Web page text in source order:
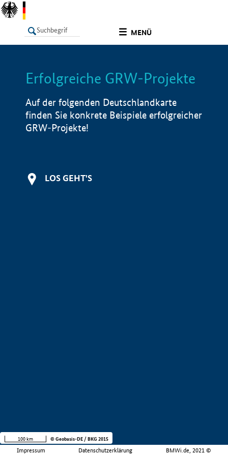
MENÜ
LISTE Info
Erfolgreiche GRW-Projekte
Auf der folgenden Deutschlandkarte
finden Sie konkrete Beispiele erfolgreicher
GRW-Projekte!
LOS GEHT'S
Impressum Datenschutzerklärung BMWi.de, 2021 ©
100 km © Geobasis-DE / BKG 2015